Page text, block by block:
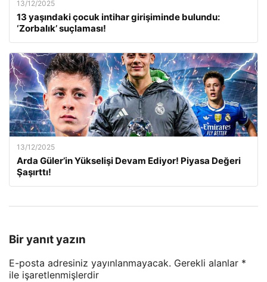
13/12/2025
13 yaşındaki çocuk intihar girişiminde bulundu:
‘Zorbalık’ suçlaması!
13/12/2025
Arda Güler’in Yükselişi Devam Ediyor! Piyasa Değeri
Şaşırttı!
Bir yanıt yazın
E-posta adresiniz yayınlanmayacak. Gerekli alanlar *
ile işaretlenmişlerdir